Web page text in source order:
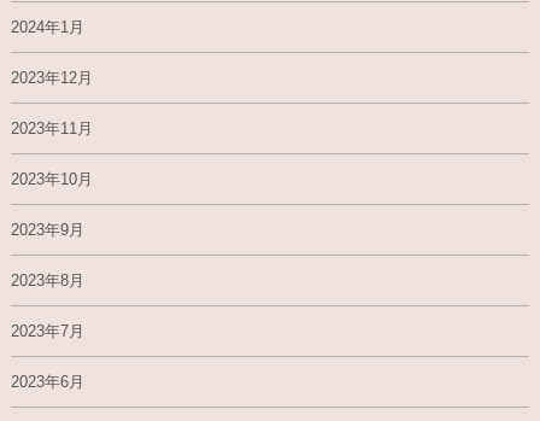
2024年1月
2023年12月
2023年11月
2023年10月
2023年9月
2023年8月
2023年7月
2023年6月